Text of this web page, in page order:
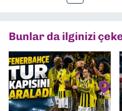
müdürü olarak
Gazetesi'nde
Bunlar da ilginizi